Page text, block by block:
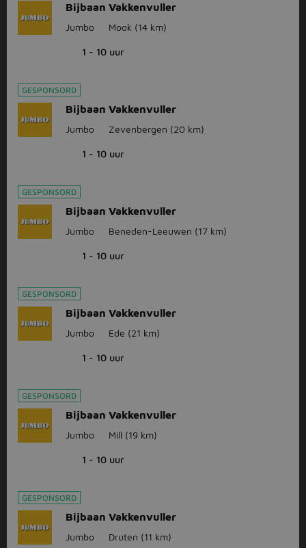
Bijbaan Vakkenvuller
Jumbo Mook (14 km)
1 - 10 uur
GESPONSORD
Bijbaan Vakkenvuller
Jumbo Zevenbergen (20 km)
1 - 10 uur
GESPONSORD
Bijbaan Vakkenvuller
Jumbo Beneden-Leeuwen (17 km)
1 - 10 uur
GESPONSORD
Bijbaan Vakkenvuller
Jumbo Ede (21 km)
1 - 10 uur
GESPONSORD
Bijbaan Vakkenvuller
Jumbo Mill (19 km)
1 - 10 uur
GESPONSORD
Bijbaan Vakkenvuller
Jumbo Druten (11 km)